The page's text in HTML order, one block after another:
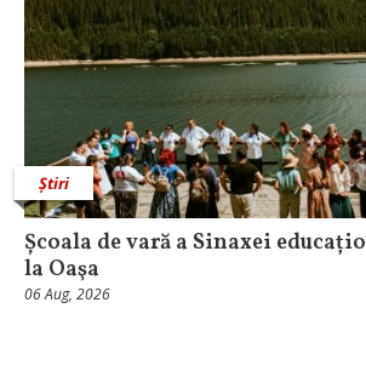
Știri
Școala de vară a Sinaxei
la Oaşa
06 Aug, 2026